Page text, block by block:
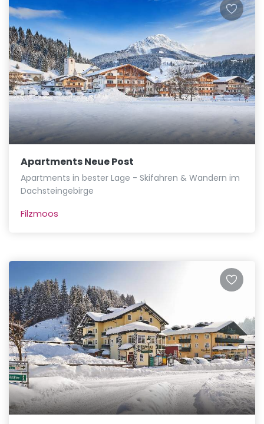
Apartments Neue Post
Apartments in bester Lage - Skifahren & Wandern im
Dachsteingebirge
Filzmoos